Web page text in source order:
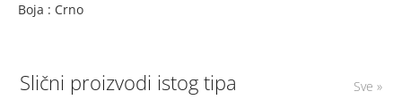
Boja : Crno
Slični proizvodi istog tipa Sve »